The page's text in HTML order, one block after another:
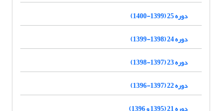
دوره 25 (1399-1400)
دوره 24 (1398-1399)
دوره 23 (1397-1398)
دوره 22 (1397-1396)